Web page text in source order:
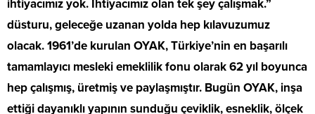
ihtiyacımız yok. İhtiyacımız olan tek şey çalışmak.”
düsturu, geleceğe uzanan yolda hep kılavuzumuz
olacak. 1961’de kurulan OYAK, Türkiye’nin en başarılı
tamamlayıcı mesleki emeklilik fonu olarak 62 yıl boyunca
hep çalışmış, üretmiş ve paylaşmıştır. Bugün OYAK, inşa
ettiği dayanıklı yapının sunduğu çeviklik, esneklik, ölçek